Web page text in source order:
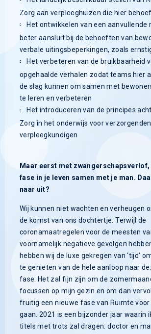
Zorg aan verpleeghuizen die hier
Het ontwikkelen van een aanvullende
beter aansluit bij de behoeften van
verbale uitingsbeperkingen, zoals
Het verbeteren van de bruikbaarheid
opgehaalde verhalen zodat teams hier
de slag kunnen om samen met
te leren en verbeteren
Het introduceren van de principes
Zorg in het onderwijs voor
verpleegkundigen
Maar eerst met zwangerschapsverlof,
fase in je leven samen met je man.
naar uit?
Wij kunnen niet wachten en verheugen
de komst van ons dochtertje. Terwijl de
coronamaatregelen voor de meesten
voornamelijk negatieve gevolgen
hebben wij de luxe gekregen van ‘tijd’
te genieten van de hele aanloop naar
fase. Het zal fijn zijn om de
focussen op mijn gezin en om dan
fruitig een nieuwe fase van Ruimte voor
gaan. 2021 is een bijzonder jaar waarin
titels met trots zal dragen: doctor en